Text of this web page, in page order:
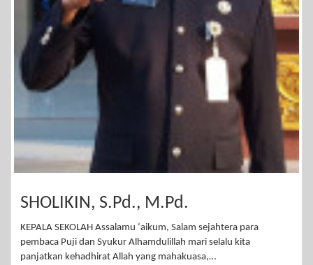
SHOLIKIN, S.Pd., M.Pd.
KEPALA SEKOLAH Assalamu ‘aikum, Salam sejahtera para
pembaca Puji dan Syukur Alhamdulillah mari selalu kita
panjatkan kehadhirat Allah yang mahakuasa,…